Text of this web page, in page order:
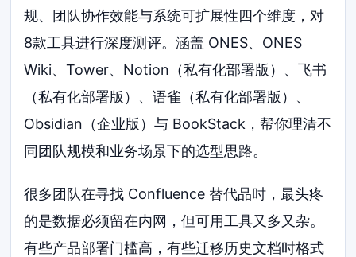
规、团队协作效能与系统可扩展性四个维度，对
8款工具进行深度测评。涵盖 ONES、ONES
Wiki、Tower、Notion（私有化部署版）、飞书
（私有化部署版）、语雀（私有化部署版）、
Obsidian（企业版）与 BookStack，帮你理清不
同团队规模和业务场景下的选型思路。
很多团队在寻找 Confluence 替代品时，最头疼
的是数据必须留在内网，但可用工具又多又杂。
有些产品部署门槛高，有些迁移历史文档时格式